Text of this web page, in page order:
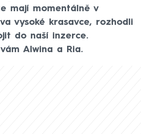
mají momentálně v
vysoké krasavce, rozhodli
do naší inzerce.
Alwina a Ria.